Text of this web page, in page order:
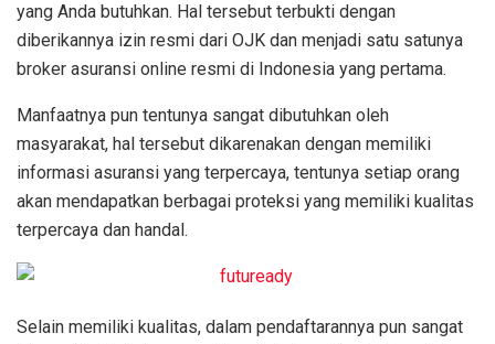
yang Anda butuhkan. Hal tersebut terbukti dengan
diberikannya izin resmi dari OJK dan menjadi satu satunya
broker asuransi online resmi di Indonesia yang pertama.
Manfaatnya pun tentunya sangat dibutuhkan oleh
masyarakat, hal tersebut dikarenakan dengan memiliki
informasi asuransi yang terpercaya, tentunya setiap orang
akan mendapatkan berbagai proteksi yang memiliki kualitas
terpercaya dan handal.
Selain memiliki kualitas, dalam pendaftarannya pun sangat